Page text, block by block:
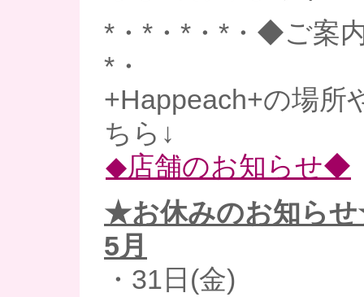
*・*・*・*・◆ご案
*・
+Happeach+の場所
ちら↓
◆店舗のお知らせ◆
★お休みのお知ら
5月
・31日(金)